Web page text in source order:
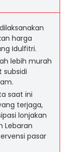
harga
Idulfitri.
lebih murah
subsidi
saat ini
terjaga,
lonjakan
Lebaran
pasar